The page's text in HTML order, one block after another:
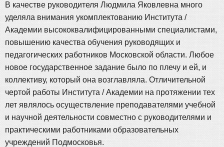
В качестве руководителя Людмила Яковлевна много
уделяла внимания укомплектованию Института /
Академии высококвалифицированными специалистами,
повышению качества обучения руководящих и
педагогических работников Московской области. Любое
новое государственное задание было по плечу и ей, и
коллективу, который она возглавляла. Отличительной
чертой работы Института / Академии на протяжении тех
лет являлось осуществление преподавателями учебной
и научной деятельности совместно с руководителями и
практическими работниками образовательных
учреждений Подмосковья.